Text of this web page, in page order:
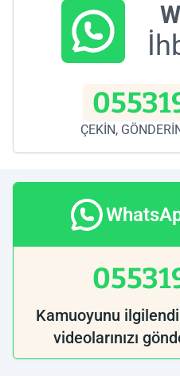
ÇEKİN,
Kamuoyunu
videolarınızı